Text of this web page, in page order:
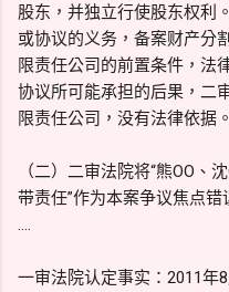
股东，并独立行使股东权利
或协议的义务，备案财产分
限责任公司的前置条件，法
协议所可能承担的后果，二
限责任公司，没有法律依据。
（二）二审法院将“熊OO、
带责任”作为本案争议焦点错
一审法院认定事实：2011年